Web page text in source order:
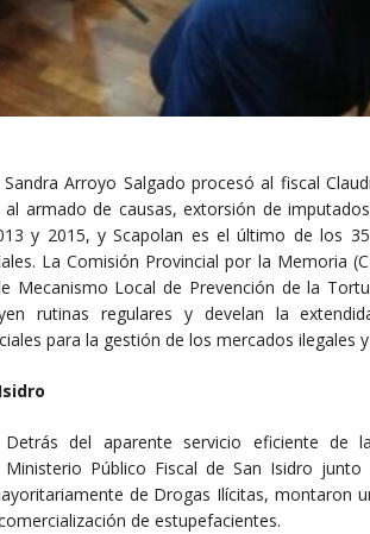
Arroyo Salgado procesó al fiscal
al armado de causas, extorsión de
y 2015, y Scapolan es el último de los
La Comisión Provincial por la Memoria
Mecanismo Local de Prevención de la
rutinas regulares y develan la
para la gestión de los mercados ilegales
Detrás del aparente servicio eficiente de
Ministerio Público Fiscal de San Isidro
de Drogas Ilícitas, montaron
de estupefacientes.